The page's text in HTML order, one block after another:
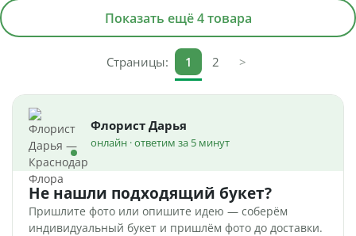
Показать ещё 4 товара
Страницы: 1 2 >
Флорист Дарья
онлайн · ответим за 5 минут
Не нашли подходящий букет?
Пришлите фото или опишите идею — соберём
индивидуальный букет и пришлём фото до доставки.